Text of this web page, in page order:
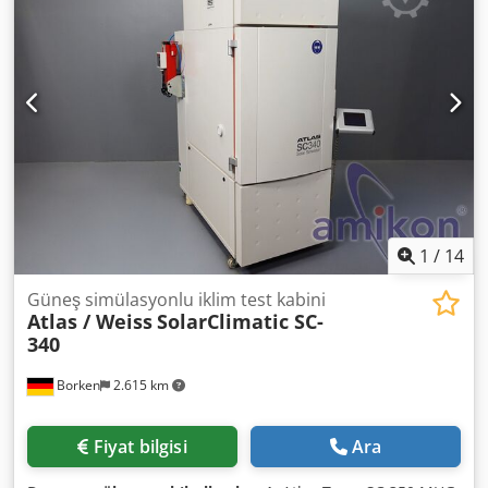
Ergonomic, well-balanced design • Suitable for precision
assembly and serial work Included in the set: • Atlas Copco
cordless screwdriver • 2 x 18V Atlas Copco batteries • Atlas
Copco charger • Everything as shown in the photos Djdjyc
Rvaspfx Aklock Condition: Used, fully functional, shows
normal signs of use. No cracks, no play. Equipment
removed from industrial dismantling. Applications: •
Manufacturing • Industrial assembly • Production lines •
Professional workshops An ideal alternative to buying new
equipment—significantly lower cost while maintaining
1 / 14
Borken 2.615 km
Güneş simülasyonlu iklim test kabini
Atlas / WeissSolarClimatic SC-
340
Fiyat bilgisi Ara